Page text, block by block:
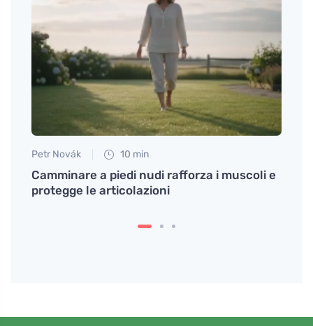
Petr Novák 10 min
Camminare a piedi nudi rafforza i muscoli e
protegge le articolazioni